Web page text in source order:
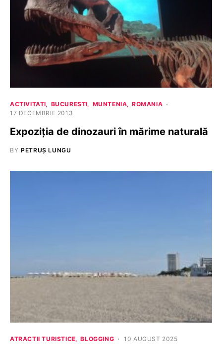
ACTIVITATI BUCURESTI MUNTENIA
ROMANIA
17 DECEMBRIE 2013
Expoziţia de dinozauri în mărime naturală
BY PETRUȘ LUNGU
ATRACTII TURISTICE BLOGGING 10 AUGUST 2025